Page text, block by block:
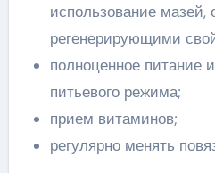
использование
регенерирующими
полноценное питание
питьевого режима;
прием витаминов;
регулярно менять